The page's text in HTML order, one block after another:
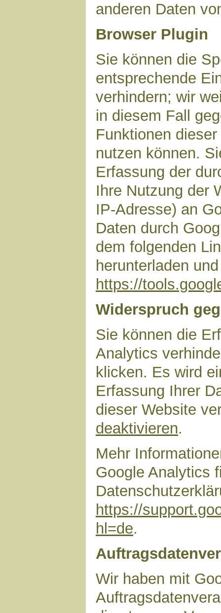
anderen Daten
Browser Plugin
Sie können die
entsprechende
verhindern; wir
in diesem Fall
Funktionen
nutzen können.
Erfassung der
Ihre Nutzung der
IP-Adresse) an
Daten durch
dem folgenden
herunterladen
https://
Widerspruch
Sie können die
Analytics
klicken. Es wird
Erfassung Ihrer
dieser Website
deaktivieren.
Mehr
Google Analytics
https://
hl=de.
Wir haben mit